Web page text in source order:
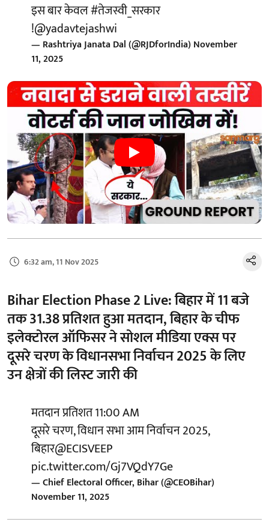
इस बार केवल#तेजस्वी_सरकार
!@yadavtejashwi
— Rashtriya Janata Dal (@RJDforIndia)November
11, 2025
6:32 am, 11 Nov 2025
Bihar Election Phase 2 Live: बिहार में 11 बजे
तक 31.38 प्रतिशत हुआ मतदान, बिहार के चीफ
इलेक्टोरल ऑफिसर ने सोशल मीडिया एक्स पर
दूसरे चरण के विधानसभा निर्वाचन 2025 के लिए
उन क्षेत्रों की लिस्ट जारी की
मतदान प्रतिशत 11:00 AM
दूसरे चरण, विधान सभा आम निर्वाचन 2025,
बिहार@ECISVEEP
pic.twitter.com/Gj7VQdY7Ge
— Chief Electoral Officer, Bihar (@CEOBihar)
November 11, 2025